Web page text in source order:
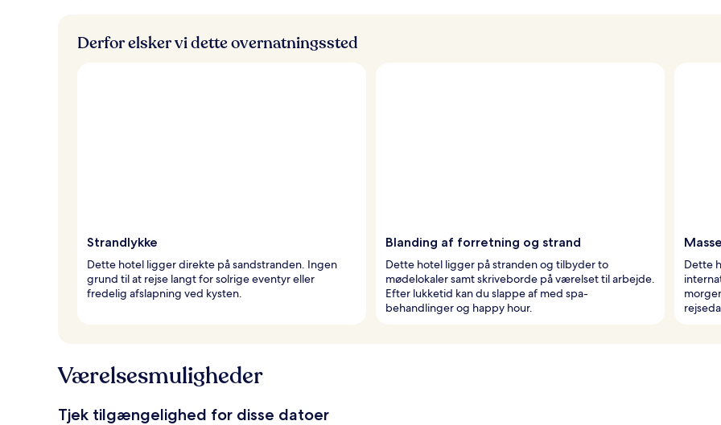
Derfor elsker vi dette overnatningssted
Strandlykke
Dette hotel ligger direkte på sandstranden. Ingen
grund til at rejse langt for solrige eventyr eller
fredelig afslapning ved kysten.
Blanding af forretning og strand
Dette hotel ligger på stranden og tilbyder to
mødelokaler samt skriveborde på værelset til arbejde.
Efter lukketid kan du slappe af med spa-
behandlinger og happy hour.
Dette
Værelsesmuligheder
Tjek tilgængelighed for disse datoer